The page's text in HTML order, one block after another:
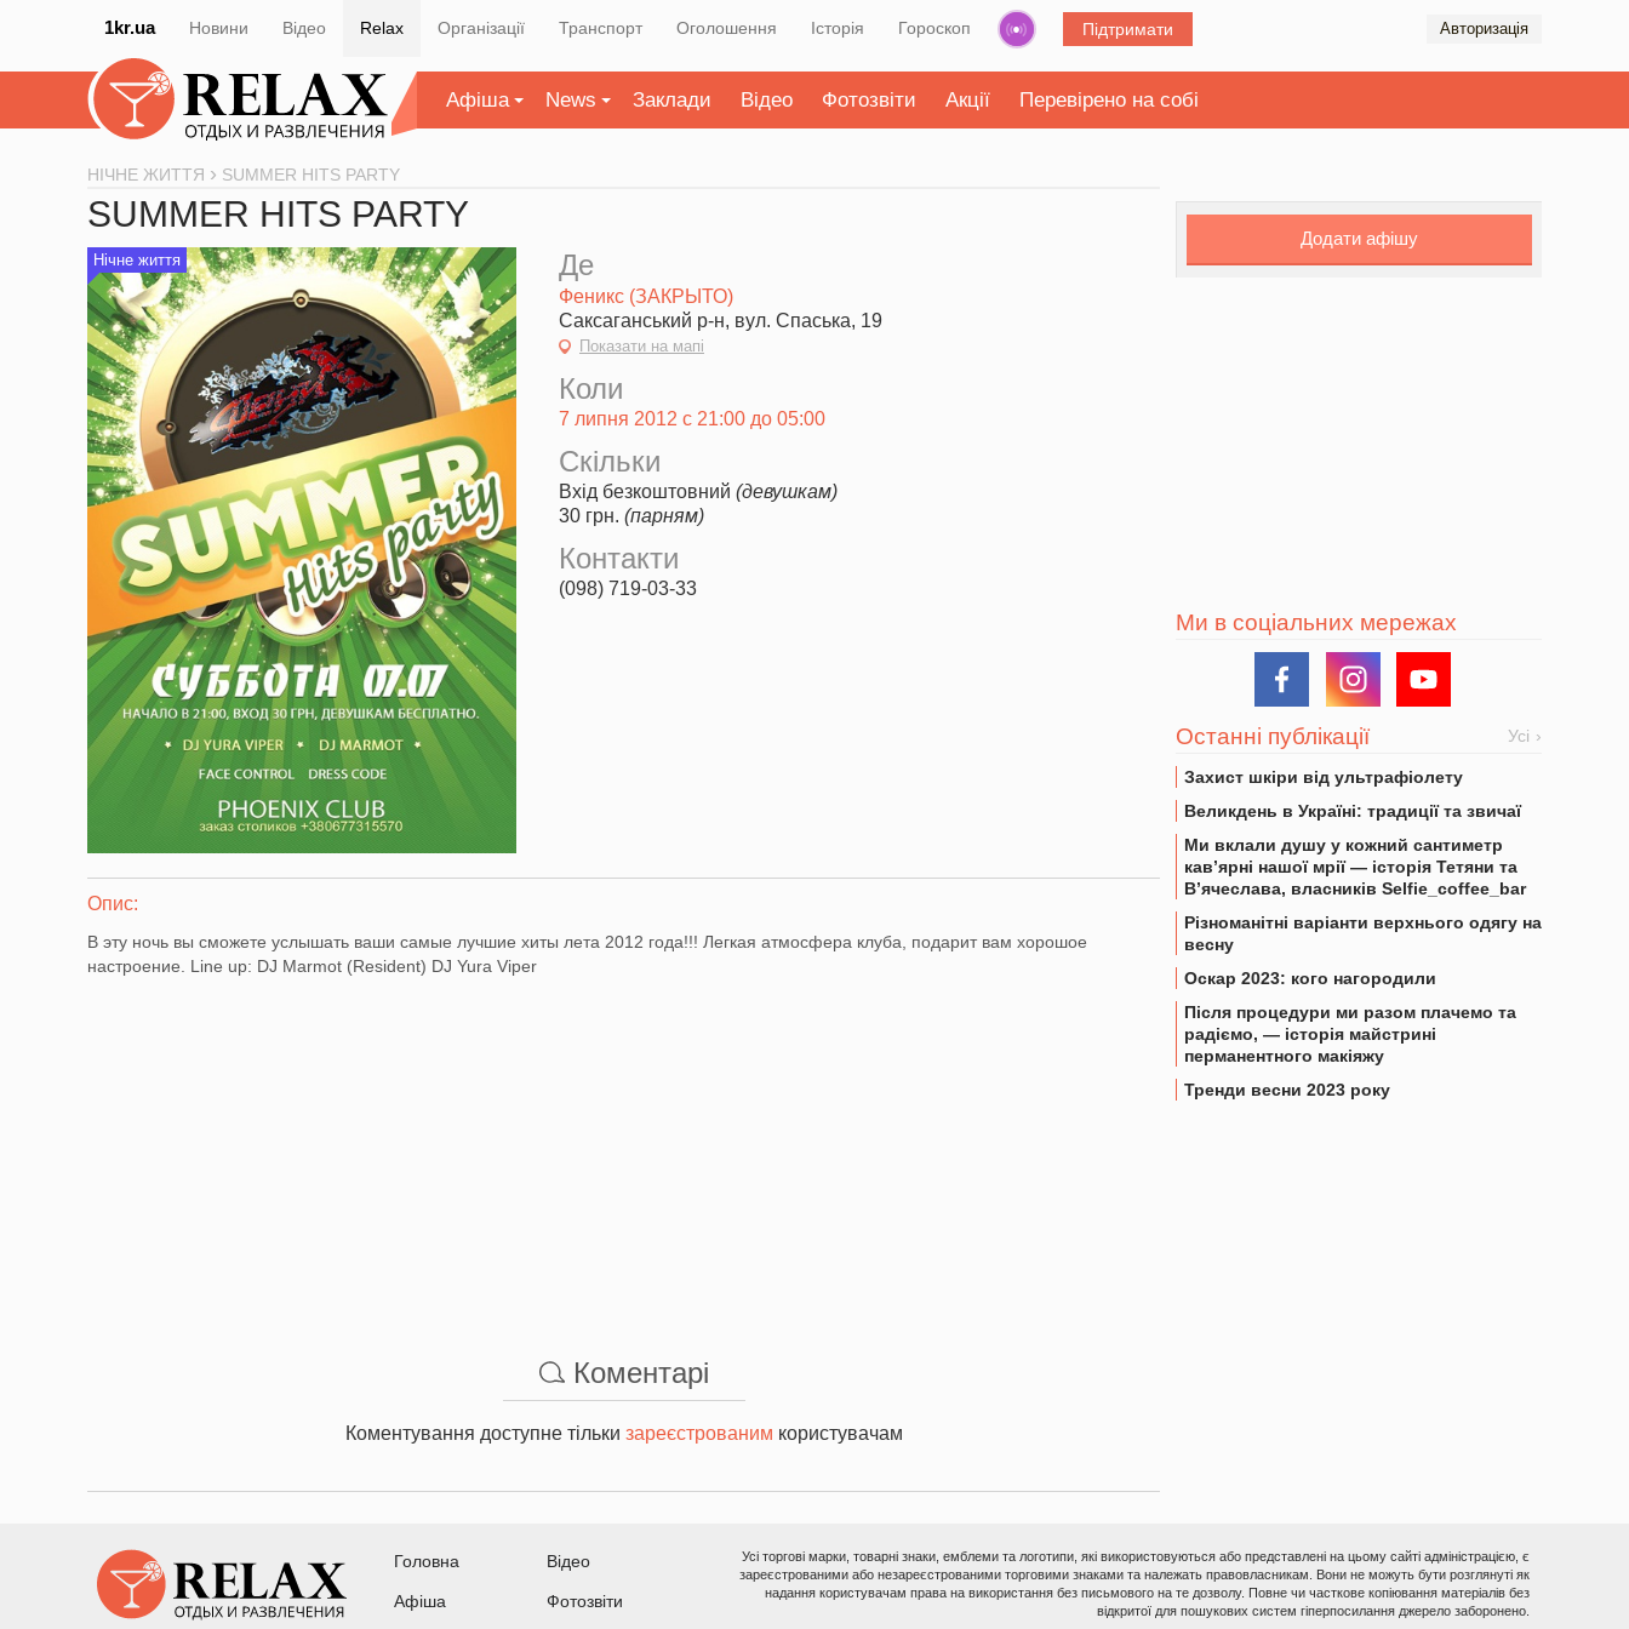
1kr.ua Новини Відео Relax Організації Транспорт Оголошення Історія Гороскоп Підтримати Авторизація
Афіша News Заклади Відео Фотозвіти Акції Перевірено на собі
НІЧНЕ ЖИТТЯ SUMMER HITS PARTY
SUMMER HITS PARTY
Нічне життя Де
Феникс (ЗАКРЫТО)
Саксаганський р-н, вул. Спаська, 19
Показати на мапі
Коли
7 липня 2012 с 21:00 до 05:00
Скільки
Вхід безкоштовний (девушкам)
30 грн. (парням)
Контакти
(098) 719-03-33
Опис:
В эту ночь вы сможете услышать ваши самые лучшие хиты лета 2012 года!!! Легкая атмосфера клуба, подарит вам хорошое
настроение. Line up: DJ Marmot (Resident) DJ Yura Viper
Коментарі
Коментування доступне тільки зареєстрованим користувачам
Додати афішу
Ми в соціальних мережах
Останні публікації Усі
Захист шкіри від ультрафіолету
Великдень в Україні: традиції та звичаї
Ми вклали душу у кожний сантиметр
кав’ярні нашої мрії — історія Тетяни та
В’ячеслава, власників Selfie_coffee_bar
Різноманітні варіанти верхнього одягу на
весну
Оскар 2023: кого нагородили
Після процедури ми разом плачемо та
радіємо, — історія майстрині
перманентного макіяжу
Тренди весни 2023 року
Головна
Афіша
Відео
Фотозвіти
Усі торгові марки, товарні знаки, емблеми та логотипи, які використовуються або представлені на цьому сайті адміністрацією, є
зареєстрованими або незареєстрованими торговими знаками та належать правовласникам. Вони не можуть бути розглянуті як
надання користувачам права на використання без письмового на те дозволу. Повне чи часткове копіювання матеріалів без
відкритої для пошукових систем гіперпосилання джерело заборонено.